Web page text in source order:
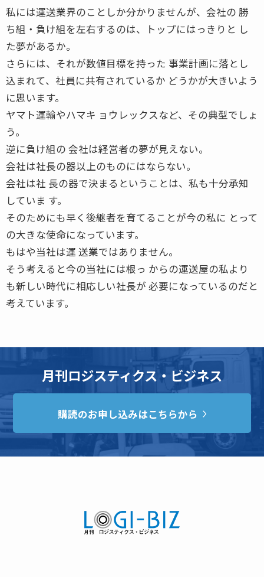
私には運送業界のことしか分かりませんが、会社の 勝
ち組・負け組を左右するのは、トップにはっきりと し
た夢があるか。
さらには、それが数値目標を持った 事業計画に落とし
込まれて、社員に共有されているか どうかが大きいよう
に思います。
ヤマト運輸やハマキ ョウレックスなど、その典型でしょ
う。
逆に負け組の 会社は経営者の夢が見えない。
会社は社長の器以上のものにはならない。
会社は社 長の器で決まるということは、私も十分承知
していま す。
そのためにも早く後継者を育てることが今の私に とって
の大きな使命になっています。
もはや当社は運 送業ではありません。
そう考えると今の当社には根っ からの運送屋の私より
も新しい時代に相応しい社長が 必要になっているのだと
考えています。
月刊ロジスティクス・ビジネス
購読のお申し込みはこちらから